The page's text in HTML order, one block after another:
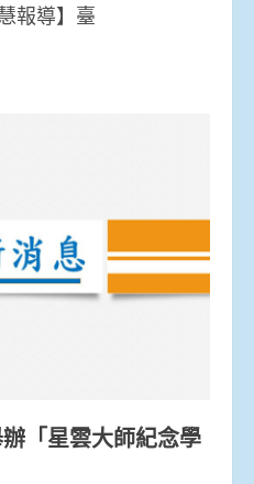
報導】臺
「星雲大師紀念學